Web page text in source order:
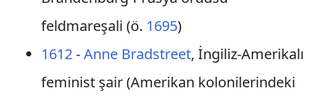
feldmareşali (ö. 1695)
1612-Anne Bradstreet, İngiliz-Amerikalı
feminist şair (Amerikan kolonilerindeki